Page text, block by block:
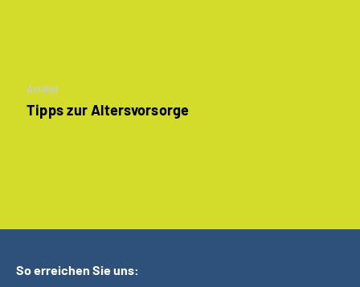
Artikel
Tipps zur Altersvorsorge
So erreichen Sie uns: